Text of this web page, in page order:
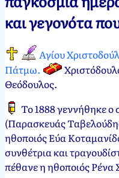
Παπασπύρου
Μαρτίου,
2012
και γεγονότα
Αγίου
Πάτμω.
Θεόδουλος.
Το 1888 γεννήθηκε
(Παρασκευάς
ηθοποιός Εύα
συνθέτρια και
πέθανε η ηθοποιός Ρένα